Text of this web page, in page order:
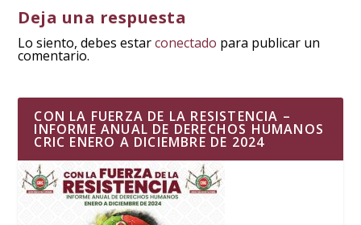
Deja una respuesta
Lo siento, debes estarconectado para publicar un
comentario.
CON LA FUERZA DE LA RESISTENCIA –
INFORME ANUAL DE DERECHOS HUMANOS
CRIC ENERO A DICIEMBRE DE 2024